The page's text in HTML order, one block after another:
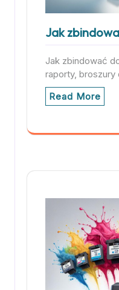
Jak
Jak zbindować
raporty,
Read More